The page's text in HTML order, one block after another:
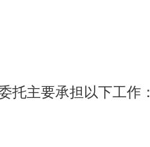
托主要承担以下工作：